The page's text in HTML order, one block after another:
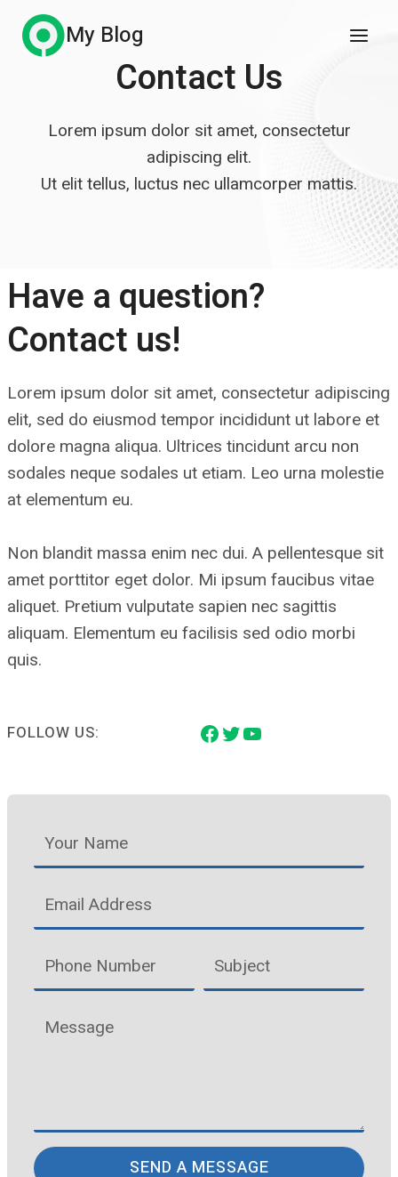
My Blog
Contact Us
Lorem ipsum dolor sit amet, consectetur
adipiscing elit.
Ut elit tellus, luctus nec ullamcorper mattis.
Have a question?
Contact us!
Lorem ipsum dolor sit amet, consectetur adipiscing
elit, sed do eiusmod tempor incididunt ut labore et
dolore magna aliqua. Ultrices tincidunt arcu non
sodales neque sodales ut etiam. Leo urna molestie
at elementum eu.
Non blandit massa enim nec dui. A pellentesque sit
amet porttitor eget dolor. Mi ipsum faucibus vitae
aliquet. Pretium vulputate sapien nec sagittis
aliquam. Elementum eu facilisis sed odio morbi
quis.
FOLLOW US: Facebook Twitter YouTube
SEND A MESSAGE